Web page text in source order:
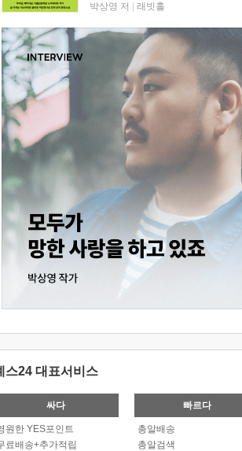
박상영 저 래빗홀
스24 대표서비스
싸다
원한 YES포인트
료배송+추가적립
빠르다
총알배송
총알검색